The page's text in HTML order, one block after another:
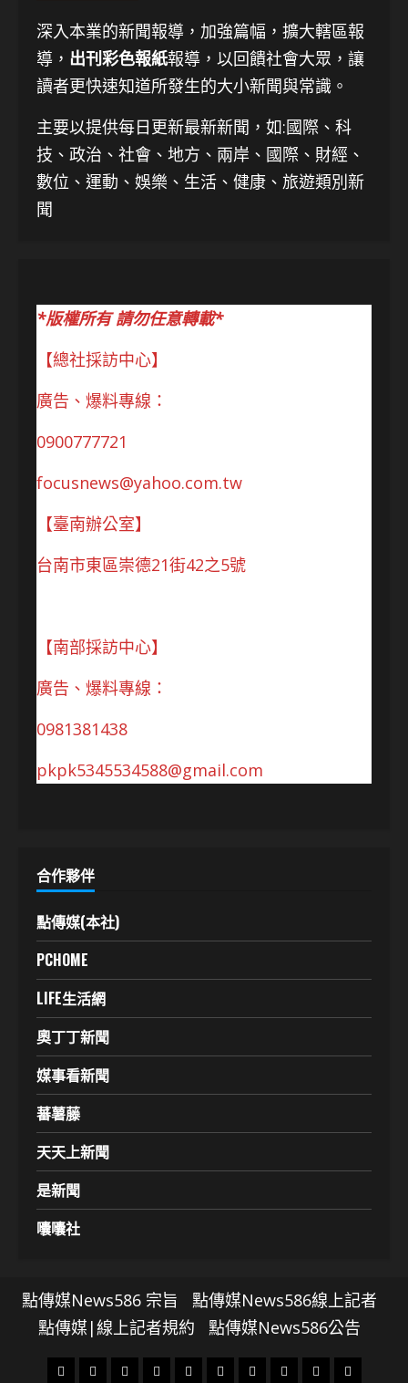
深入本業的新聞報導，加強篇幅，擴大轄區報
導， 出刊彩色報紙報導，以回饋社會大眾，讓
讀者更快速知道所發生的大小新聞與常識。
主要以提供每日更新最新新聞 ，如:國際、科
技、 政治、社會、地方、兩岸、國際、財經、
數位、運動、娛樂、生活、健康、旅遊類別新
聞
*版權所有 請勿任意轉載*
【總社採訪中心】
廣告、爆料專線：
0900777721
focusnews@yahoo.com.tw
【臺南辦公室】
台南市東區崇德21街42之5號
【南部採訪中心】
廣告、爆料專線：
0981381438
pkpk5345534588@gmail.com
合作夥伴
點傳媒(本社)
PCHOME
LIFE生活網
奧丁丁新聞
媒事看新聞
蕃薯藤
天天上新聞
是新聞
囔囔社
點傳媒News586 宗旨
點傳媒News586線上記者
點傳媒|線上記者規約
點傳媒News586公告
頭 財 地 文 專 娛 政 國 運 生